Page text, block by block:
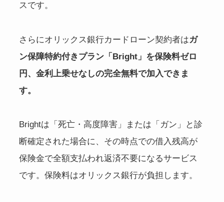
スです。
さらにオリックス銀行カードローン契約者はガ
ン保障特約付きプラン「Bright」を保険料ゼロ
円、金利上乗せなしの完全無料で加入できま
す。
Brightは「死亡・高度障害」または「ガン」と診
断確定された場合に、その時点での借入残高が
保険金で全額支払われ返済不要になるサービス
です。保険料はオリックス銀行が負担します。